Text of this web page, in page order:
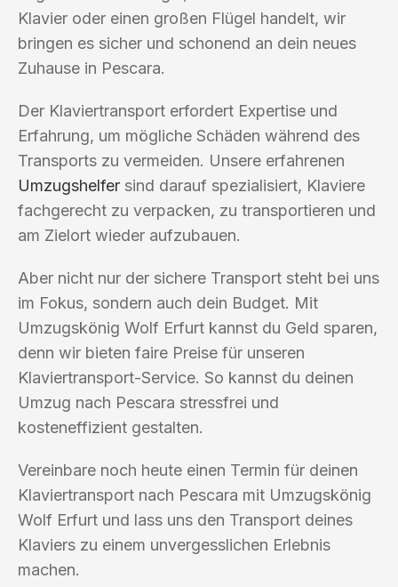
Klavier oder einen großen Flügel handelt, wir
bringen es sicher und schonend an dein neues
Zuhause in Pescara.
Der Klaviertransport erfordert Expertise und
Erfahrung, um mögliche Schäden während des
Transports zu vermeiden. Unsere erfahrenen
Umzugshelfer sind darauf spezialisiert, Klaviere
fachgerecht zu verpacken, zu transportieren und
am Zielort wieder aufzubauen.
Aber nicht nur der sichere Transport steht bei uns
im Fokus, sondern auch dein Budget. Mit
Umzugskönig Wolf Erfurt kannst du Geld sparen,
denn wir bieten faire Preise für unseren
Klaviertransport-Service. So kannst du deinen
Umzug nach Pescara stressfrei und
kosteneffizient gestalten.
Vereinbare noch heute einen Termin für deinen
Klaviertransport nach Pescara mit Umzugskönig
Wolf Erfurt und lass uns den Transport deines
Klaviers zu einem unvergesslichen Erlebnis
machen.